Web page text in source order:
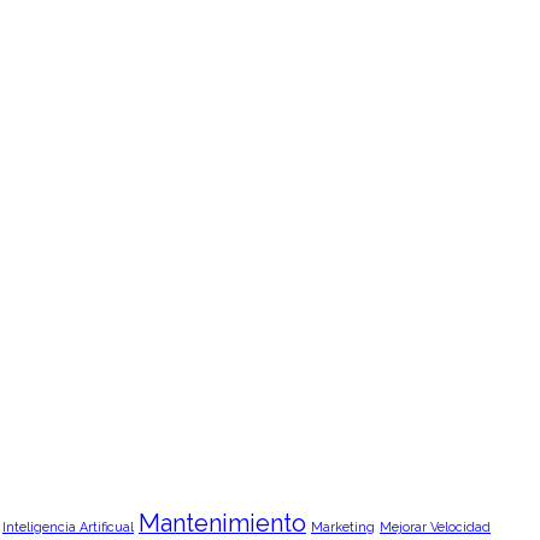
Inteligencia Artificual Mantenimiento Marketing Mejorar Velocidad